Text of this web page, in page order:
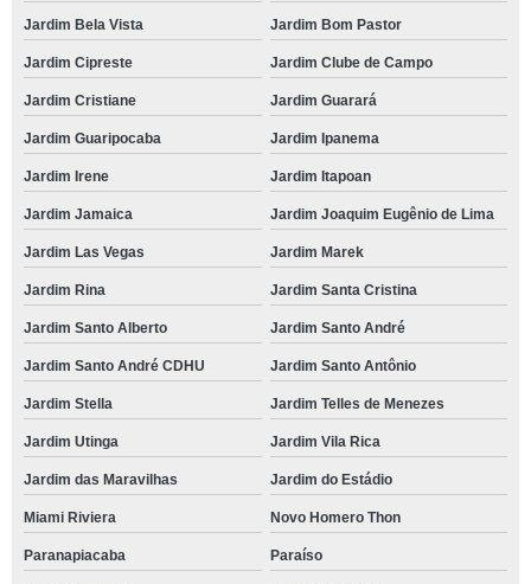
Jardim Bela Vista Jardim Bom Pastor
Jardim Cipreste Jardim Clube de Campo
Jardim Cristiane Jardim Guarará
Jardim Guaripocaba Jardim Ipanema
Jardim Irene Jardim Itapoan
Jardim Jamaica Jardim Joaquim Eugênio de Lima
Jardim Las Vegas Jardim Marek
Jardim Rina Jardim Santa Cristina
Jardim Santo Alberto Jardim Santo André
Jardim Santo André CDHU Jardim Santo Antônio
Jardim Stella Jardim Telles de Menezes
Jardim Utinga Jardim Vila Rica
Jardim das Maravilhas Jardim do Estádio
Miami Riviera Novo Homero Thon
Paranapiacaba Paraíso